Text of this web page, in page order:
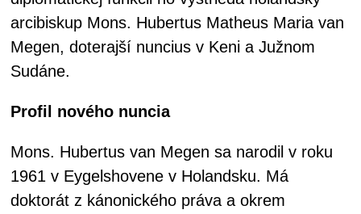
arcibiskup Mons. Hubertus Matheus Maria van
Megen, doterajší nuncius v Keni a Južnom
Sudáne.
Profil nového nuncia
Mons. Hubertus van Megen sa narodil v roku
1961 v Eygelshovene v Holandsku. Má
doktorát z kánonického práva a okrem